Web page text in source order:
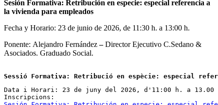
Sesión Formativa: Retribución en especie: especial referencia a
la vivienda para empleados
Fecha y Horario: 23 de junio de 2026, de 11:30 h. a 13:00 h.
Ponente: Alejandro Fernández–Director Ejecutivo C.Sedano &
Asociados. Graduado Social.
Sessió Formativa: Retribució en espècie: especial
Data i Horari: 23 de juny del 2026, d'11:00 h. a 13.00